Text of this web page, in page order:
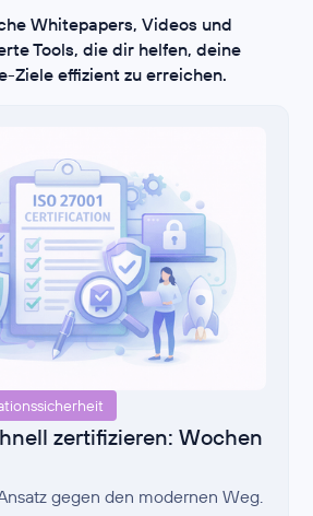
Whitepapers, Videos und
Tools, die dir helfen, deine
Ziele effizient zu erreichen.
zertifizieren: Wochen
gegen den modernen Weg.